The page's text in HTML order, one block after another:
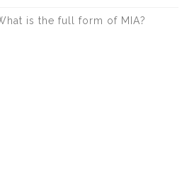
is the full form of MIA?